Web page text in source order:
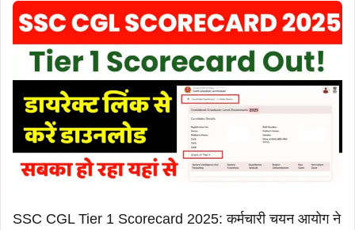
SSC CGL Tier 1 Scorecard 2025: कर्मचारी चयन आयोग ने